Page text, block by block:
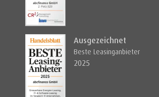
Ausgezeichnet
Beste Leasinganbieter
2025